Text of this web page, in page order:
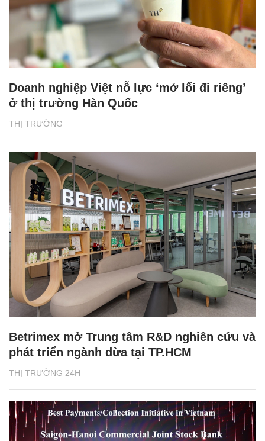
THỊ TRƯỜNG
Doanh nghiệp Việt nỗ lực ‘mở lối đi riêng’
ở thị trường Hàn Quốc
THỊ TRƯỜNG 24H
Betrimex mở Trung tâm R&D nghiên cứu và
phát triển ngành dừa tại TP.HCM